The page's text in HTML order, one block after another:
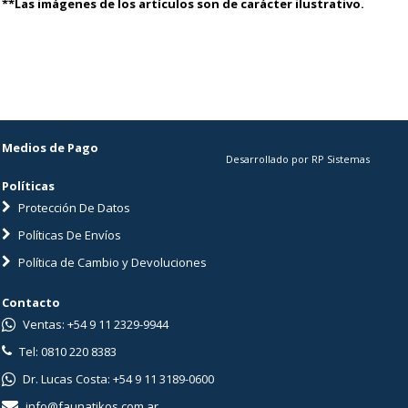
**Las imágenes de los artículos son de carácter ilustrativo.
Medios de Pago
Políticas
Protección De Datos
Políticas De Envíos
Política de Cambio y Devoluciones
Desarrollado por RP Sistemas
Contacto
Ventas: +54 9 11 2329-9944
Tel: 0810 220 8383
Dr. Lucas Costa: +54 9 11 3189-0600